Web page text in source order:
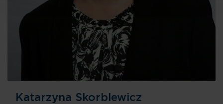
Katarzyna Skorblewicz